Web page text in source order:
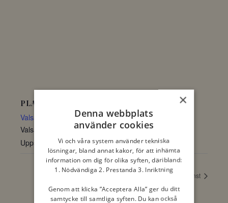
PLATS
Valsätraskolan
Valsätraskolan, Slädvägen 2-6
Uppsala
75647 Sverige + Google Map
Gudstjänst
×
Denna webbplats
använder cookies
Vi och våra system använder tekniska
lösningar, bland annat kakor, för att inhämta
information om dig för olika syften, däribland:
1. Nödvändiga 2. Prestanda 3. Inriktning
Genom att klicka ”Acceptera Alla” ger du ditt
samtycke till samtliga syften. Du kan också